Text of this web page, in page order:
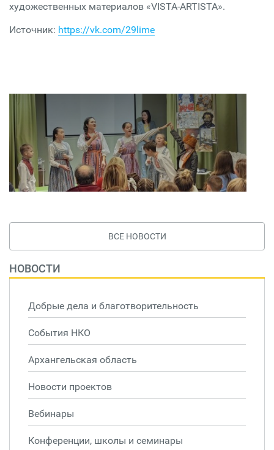
художественных материалов «VISTA-ARTISTA».
Источник: https://vk.com/29lime
ВСЕ НОВОСТИ
НОВОСТИ
Добрые дела и благотворительность
События НКО
Архангельская область
Новости проектов
Вебинары
Конференции, школы и семинары